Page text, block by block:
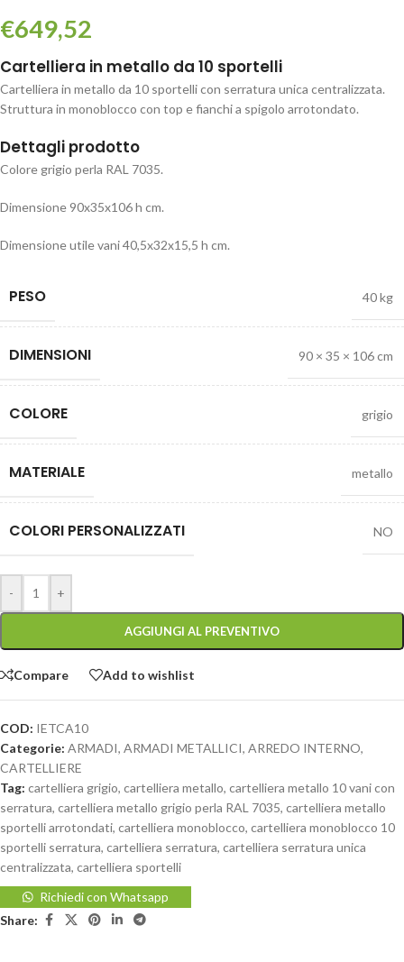
€649,52
Cartelliera in metallo da 10 sportelli
Cartelliera in metallo da 10 sportelli con serratura unica centralizzata.
Struttura in monoblocco con top e fianchi a spigolo arrotondato.
Dettagli prodotto
Colore grigio perla RAL 7035.
Dimensione 90x35x106 h cm.
Dimensione utile vani 40,5x32x15,5 h cm.
PESO 40 kg
DIMENSIONI 90 × 35 × 106 cm
COLORE grigio
MATERIALE metallo
COLORI PERSONALIZZATI NO
- +
AGGIUNGI AL PREVENTIVO
Compare Add to wishlist
COD: IETCA10
Categorie: ARMADI, ARMADI METALLICI, ARREDO INTERNO,
CARTELLIERE
Tag: cartelliera grigio, cartelliera metallo, cartelliera metallo 10 vani con
serratura, cartelliera metallo grigio perla RAL 7035, cartelliera metallo
sportelli arrotondati, cartelliera monoblocco, cartelliera monoblocco 10
sportelli serratura, cartelliera serratura, cartelliera serratura unica
centralizzata, cartelliera sportelli
Richiedi con Whatsapp
Share: